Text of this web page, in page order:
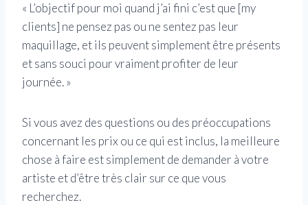
« L’objectif pour moi quand j’ai fini c’est que [my
clients] ne pensez pas ou ne sentez pas leur
maquillage, et ils peuvent simplement être présents
et sans souci pour vraiment profiter de leur
journée. »
Si vous avez des questions ou des préoccupations
concernant les prix ou ce qui est inclus, la meilleure
chose à faire est simplement de demander à votre
artiste et d’être très clair sur ce que vous
recherchez.